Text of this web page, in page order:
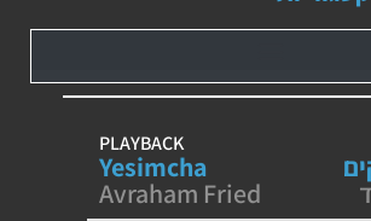
PLAYBACK
Yesimcha
Avraham Fried